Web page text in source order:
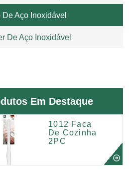
De Aço Inoxidável
De Aço Inoxidável
Em Destaque
1012 Faca
De Cozinha
2PC